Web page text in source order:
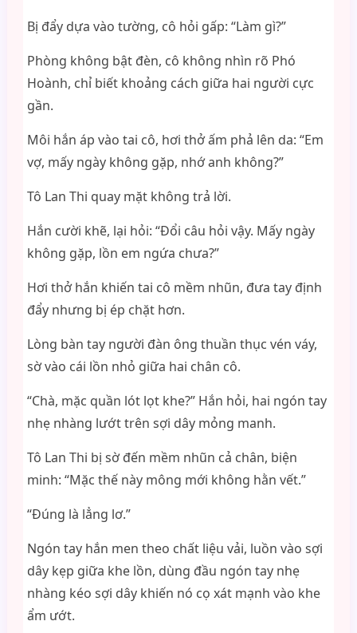
Bị đẩy dựa vào tường, cô hỏi gấp: “Làm gì?”
Phòng không bật đèn, cô không nhìn rõ Phó
Hoành, chỉ biết khoảng cách giữa hai người cực
gần.
Môi hắn áp vào tai cô, hơi thở ấm phả lên da: “Em
vợ, mấy ngày không gặp, nhớ anh không?”
Tô Lan Thi quay mặt không trả lời.
Hắn cười khẽ, lại hỏi: “Đổi câu hỏi vậy. Mấy ngày
không gặp, lồn em ngứa chưa?”
Hơi thở hắn khiến tai cô mềm nhũn, đưa tay định
đẩy nhưng bị ép chặt hơn.
Lòng bàn tay người đàn ông thuần thục vén váy,
sờ vào cái lồn nhỏ giữa hai chân cô.
“Chà, mặc quần lót lọt khe?” Hắn hỏi, hai ngón tay
nhẹ nhàng lướt trên sợi dây mỏng manh.
Tô Lan Thi bị sờ đến mềm nhũn cả chân, biện
minh: “Mặc thế này mông mới không hằn vết.”
“Đúng là lẳng lơ.”
Ngón tay hắn men theo chất liệu vải, luồn vào sợi
dây kẹp giữa khe lồn, dùng đầu ngón tay nhẹ
nhàng kéo sợi dây khiến nó cọ xát mạnh vào khe
ẩm ướt.